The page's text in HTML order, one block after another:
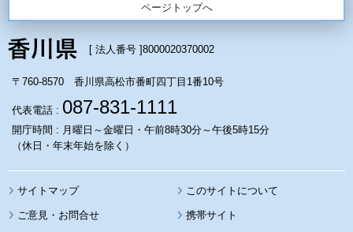
ページトップへ
[ 法人番号 ]8000020370002
〒760-8570 香川県高松市番町四丁目1番10号
代表電話 : 087-831-1111
開庁時間 : 月曜日～金曜日・午前8時30分～午後5時15分
（休日・年末年始を除く）
サイトマップ このサイトについて
携帯サイト